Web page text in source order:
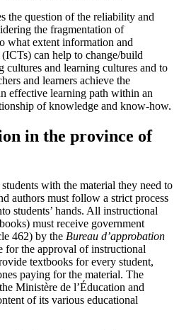
the question of the reliability and
the fragmentation of
what extent information and
can help to change/build
cultures and learning cultures and to
and learners achieve the
effective learning path within an
of knowledge and know-how.
in the province of
with the material they need to
authors must follow a strict process
students’ hands. All instructional
must receive government
462) by the Bureau d’approbation
for the approval of instructional
textbooks for every student,
paying for the material. The
Ministère de l’Éducation and
of its various educational